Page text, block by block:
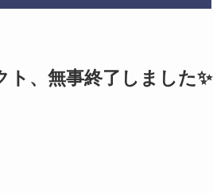
、無事終了しました✨